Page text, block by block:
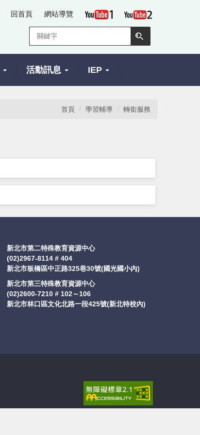
回首頁 網站導覽
活動訊息 IEP
首頁 學習輔導 轉銜服務
新北市第二特殊教育資源中心
(02)2967-8114 # 404
新北市板橋區中正路325巷30號(國光國小內)
新北市第三特殊教育資源中心
(02)2600-7210 # 102～106
新北市林口區文化北路一段425號(新北特校內)